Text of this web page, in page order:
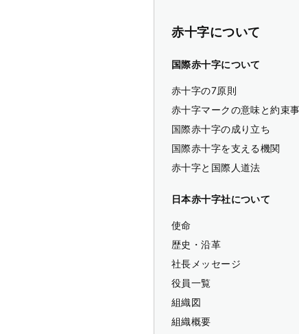
赤十字について
国際赤十字について
赤十字の7原則
赤十字マークの意味と約束事
国際赤十字の成り立ち
国際赤十字を支える機関
赤十字と国際人道法
日本赤十字社について
使命
歴史・沿革
社長メッセージ
役員一覧
組織図
組織概要